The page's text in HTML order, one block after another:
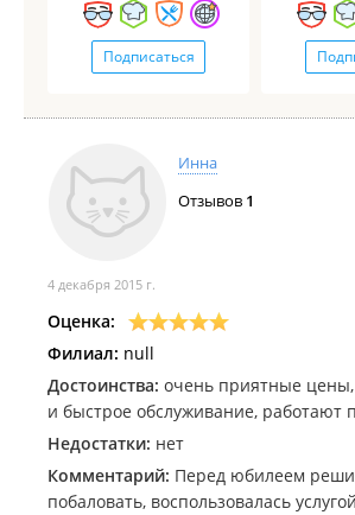
Подписаться
Инна
Отзывов 1
4 декабря 2015 г.
Оценка:
Филиал: null
Достоинства: очень приятные цены,
и быстрое обслуживание, работают
Недостатки: нет
Комментарий: Перед юбилеем
побаловать, воспользовалась